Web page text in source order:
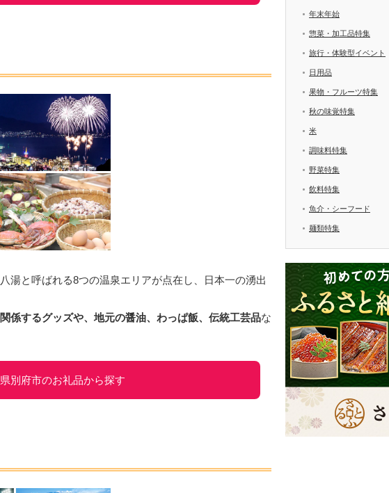
湯と呼ばれる8つの温泉エリアが点在し、日本一の湧出
係するグッズや、地元の醤油、わっぱ飯、伝統工芸品な
別府市のお礼品から探す
年末年始
惣菜・加工品特集
旅行・体験型イベント
日用品
果物・フルーツ特集
秋の味覚特集
米
調味料特集
野菜特集
飲料特集
魚介・シーフード
麺類特集